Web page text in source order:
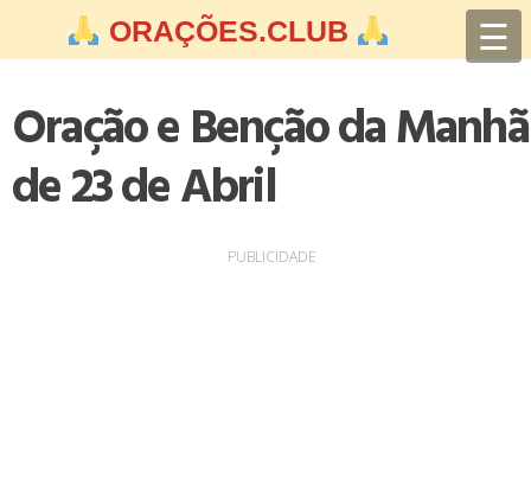
ORAÇÕES.CLUB ☰
Oração e Benção da Manhã
de 23 de Abril
PUBLICIDADE